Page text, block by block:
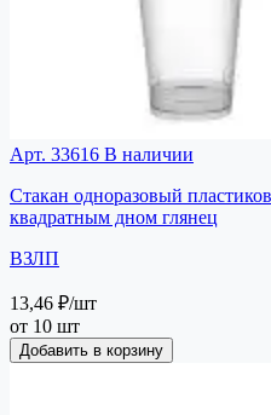
Арт. 33616 В наличии
Стакан одноразовый
квадратным дном глянец
ВЗЛП
13,46 ₽/шт
от 10 шт
Добавить в корзину